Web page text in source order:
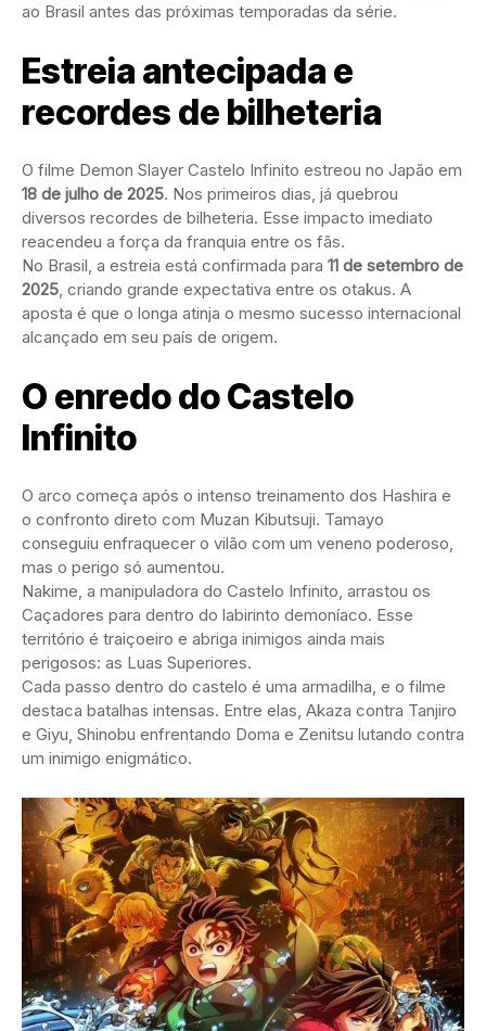
ao Brasil antes das próximas temporadas da série.
Estreia antecipada e
recordes de bilheteria
O filme Demon Slayer Castelo Infinito estreou no Japão em
18 de julho de 2025. Nos primeiros dias, já quebrou
diversos recordes de bilheteria. Esse impacto imediato
reacendeu a força da franquia entre os fãs.
No Brasil, a estreia está confirmada para 11 de setembro de
2025, criando grande expectativa entre os otakus. A
aposta é que o longa atinja o mesmo sucesso internacional
alcançado em seu país de origem.
O enredo do Castelo
Infinito
O arco começa após o intenso treinamento dos Hashira e
o confronto direto com Muzan Kibutsuji. Tamayo
conseguiu enfraquecer o vilão com um veneno poderoso,
mas o perigo só aumentou.
Nakime, a manipuladora do Castelo Infinito, arrastou os
Caçadores para dentro do labirinto demoníaco. Esse
território é traiçoeiro e abriga inimigos ainda mais
perigosos: as Luas Superiores.
Cada passo dentro do castelo é uma armadilha, e o filme
destaca batalhas intensas. Entre elas, Akaza contra Tanjiro
e Giyu, Shinobu enfrentando Doma e Zenitsu lutando contra
um inimigo enigmático.